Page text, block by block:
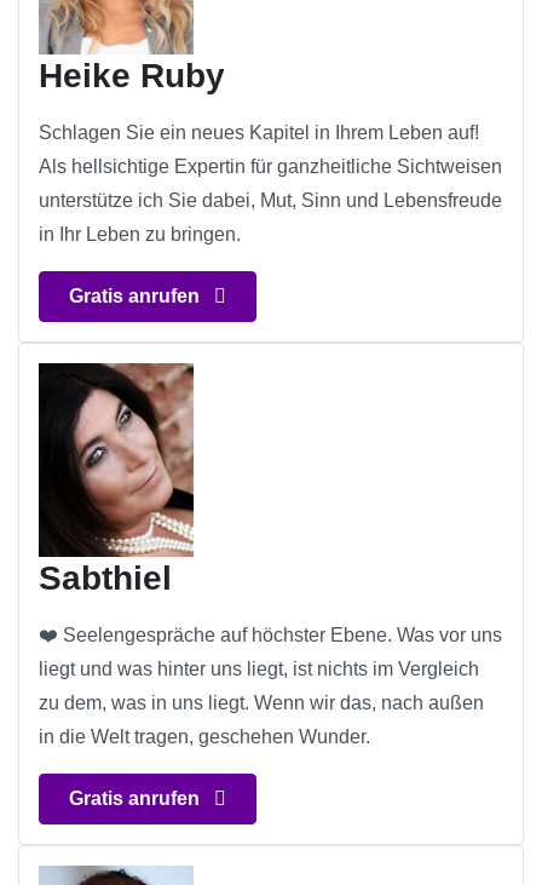
Heike Ruby
Schlagen Sie ein neues Kapitel in Ihrem Leben auf!
Als hellsichtige Expertin für ganzheitliche Sichtweisen
unterstütze ich Sie dabei, Mut, Sinn und Lebensfreude
in Ihr Leben zu bringen.
Gratis anrufen
Sabthiel
❤️ Seelengespräche auf höchster Ebene. Was vor uns
liegt und was hinter uns liegt, ist nichts im Vergleich
zu dem, was in uns liegt. Wenn wir das, nach außen
in die Welt tragen, geschehen Wunder.
Gratis anrufen